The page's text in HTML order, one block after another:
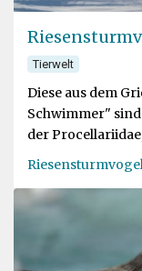
Tierwelt
Diese aus dem
Schwimmer"
der
Land zu gehen